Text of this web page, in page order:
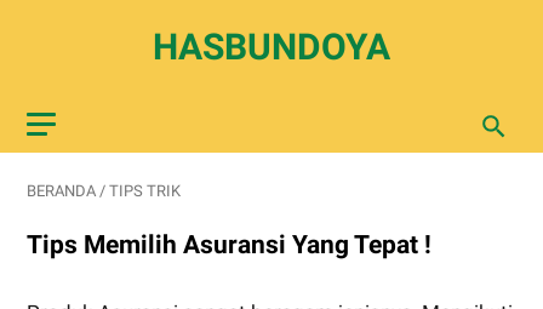
HASBUNDOYA
BERANDA / TIPS TRIK
Tips Memilih Asuransi Yang Tepat !